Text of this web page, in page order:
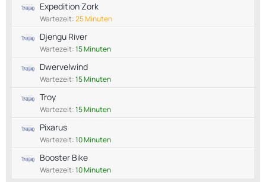
Expedition Zork
Wartezeit:25 Minuten
Djengu River
Wartezeit:15 Minuten
Dwervelwind
Wartezeit:15 Minuten
Troy
Wartezeit:15 Minuten
Pixarus
Wartezeit:10 Minuten
Booster Bike
Wartezeit:10 Minuten